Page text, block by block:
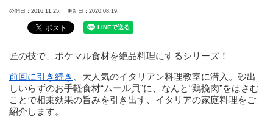
公開日：2016.11.25. 更新日：2020.08.19.
匠の技で、ポケマル食材を絶品料理にするシリーズ！
前回に引き続き
、大人気のイタリアン料理教室に潜入。砂出
しいらずのお手軽食材“ムール貝”に、なんと“鶏挽肉”をはさむ
ことで相乗効果の旨みを引き出す、イタリアの家庭料理をご
紹介します。